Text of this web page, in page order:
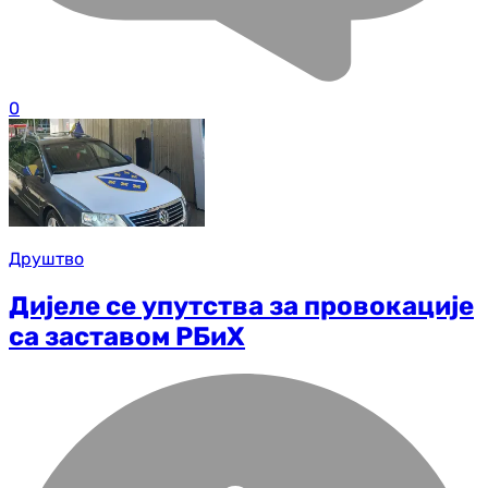
0
Друштво
Дијеле се упутства за провокације
са заставом РБиХ